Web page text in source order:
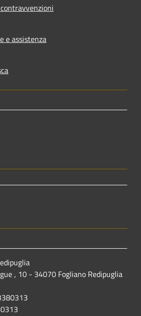
e assistenza
, 10 - 34070 Fogliano Redipuglia